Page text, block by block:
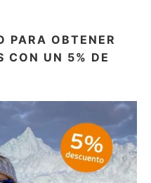
PARA OBTENER
CON UN 5% DE